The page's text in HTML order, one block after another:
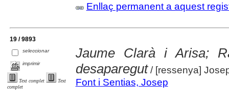
Enllaç permanent a aquest
19 / 9893
seleccionar
imprimir
Text complet
Text
complet
Jaume Clarà i Arisa;
desaparegut/ [ressenya]
Font i Sentias, Josep